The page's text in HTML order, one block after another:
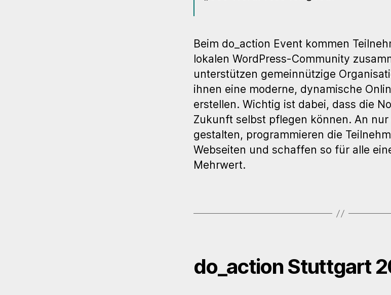
Beim do_action Event kommen
lokalen WordPress-Community
unterstützen gemeinnützige
ihnen eine moderne, dynamische
erstellen. Wichtig ist dabei, dass die
Zukunft selbst pflegen können. An nur
gestalten, programmieren die
Webseiten und schaffen so für alle
Mehrwert.
do_action Stuttgart